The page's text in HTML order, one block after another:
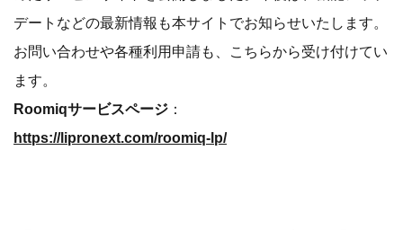
デートなどの最新情報も本サイトでお知らせいたします。
お問い合わせや各種利用申請も、こちらから受け付けてい
ます。
Roomiqサービスページ ：
https://lipronext.com/roomiq-lp/